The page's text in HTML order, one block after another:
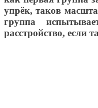
упрёк, таков
группа
расстройство, если